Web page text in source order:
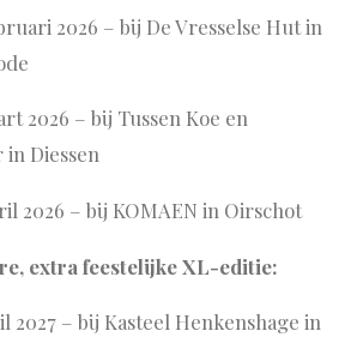
2026 – bij De Vresselse Hut in
2026 – bij Tussen Koe en
Diessen
2026 – bij KOMAEN in Oirschot
extra feestelijke XL-editie:
2027 – bij Kasteel Henkenshage in